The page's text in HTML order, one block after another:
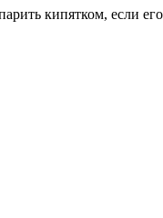
кипятком, если